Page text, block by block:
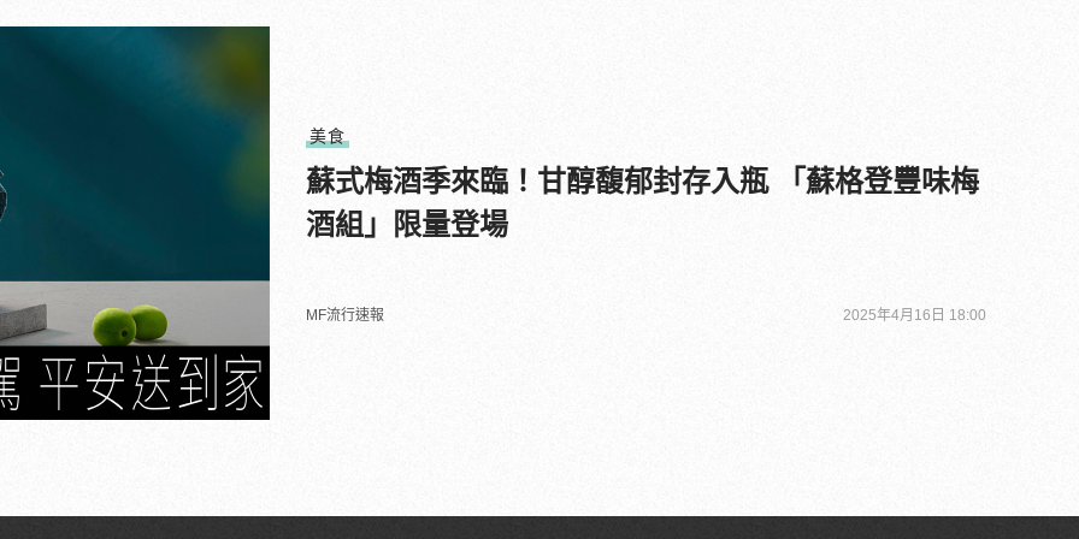
美食
蘇式梅酒季來臨！甘醇馥郁封存入瓶 「蘇格登豐味梅
酒組」限量登場
MF流行速報 2025年4月16日 18:00